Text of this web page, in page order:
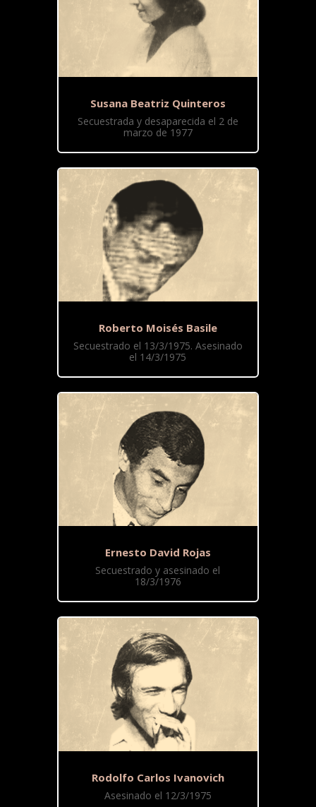
Susana Beatriz Quinteros
Secuestrada y desaparecida el 2 de
marzo de 1977
Roberto Moisés Basile
Secuestrado el 13/3/1975. Asesinado
el 14/3/1975
Ernesto David Rojas
Secuestrado y asesinado el
18/3/1976
Rodolfo Carlos Ivanovich
Asesinado el 12/3/1975